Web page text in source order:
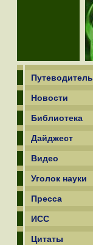
Путеводитель
Новости
Библиотека
Дайджест
Видео
Уголок науки
Пресса
ИСС
Цитаты